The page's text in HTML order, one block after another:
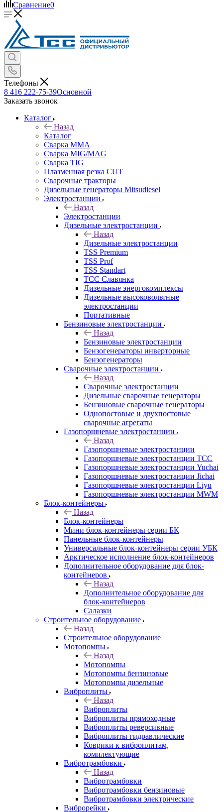
Сравнение0
Телефоны
8 416 222-75-39Основной
Заказать звонок
Каталог
Назад
Каталог
Сварка MMA
Сварка MIG/MAG
Сварка TIG
Плазменная резка CUT
Сварочные тракторы
Дизельные генераторы Mitsudiesel
Электростанции
Назад
Электростанции
Дизельные электростанции
Назад
Дизельные электростанции
TSS Premium
TSS Prof
TSS Standart
ТСС Славянка
Дизельные энергокомплексы
Дизельные высоковольтные
электростанции
Портативные
Бензиновые электростанции
Назад
Бензиновые электростанции
Бензогенераторы инверторные
Бензогенераторы
Сварочные электростанции
Назад
Сварочные электростанции
Дизельные сварочные генераторы
Бензиновые сварочные генераторы
Однопостовые и двухпостовые
сварочные агрегаты
Газопоршневые электростанции
Назад
Газопоршневые электростанции
Газопоршневые электростанции ТСС
Газопоршневые электростанции Yuchai
Газопоршневые электростанции Jichai
Газопоршневые электростанции Liyu
Газопоршневые электростанции MWM
Блок-контейнеры
Назад
Блок-контейнеры
Мини блок-контейнеры серии БК
Панельные блок-контейнеры
Универсальные блок-контейнеры серии УБК
Арктическое исполнение блок-контейнеров
Дополнительное оборудование для блок-
контейнеров
Назад
Дополнительное оборудование для
блок-контейнеров
Салазки
Строительное оборудование
Назад
Строительное оборудование
Мотопомпы
Назад
Мотопомпы
Мотопомпы бензиновые
Мотопомпы дизельные
Виброплиты
Назад
Виброплиты
Виброплиты прямоходные
Виброплиты реверсивные
Виброплиты гидравлические
Коврики к виброплитам,
комплектующие
Вибротрамбовки
Назад
Вибротрамбовки
Вибротрамбовки бензиновые
Вибротрамбовки электрические
Виброрейки